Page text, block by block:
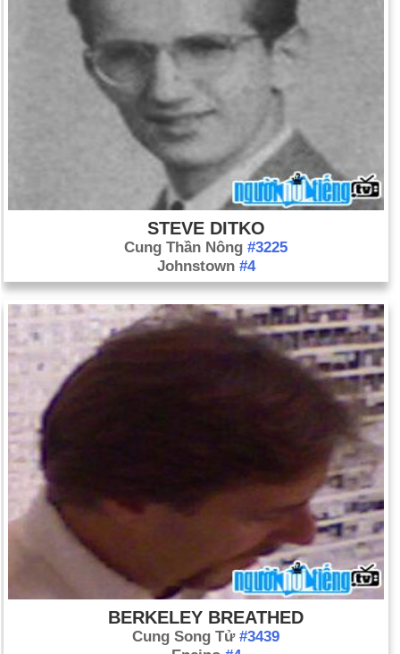
STEVE DITKO
Cung Thần Nông #3225
Johnstown #4
BERKELEY BREATHED
Cung Song Tử #3439